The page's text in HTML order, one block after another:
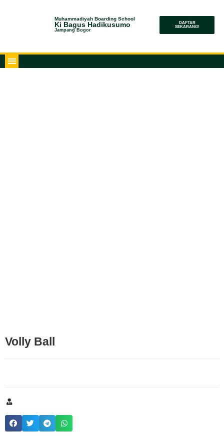
Muhammadiyah Boarding School
Ki Bagus Hadikusumo
Jampang Bogor
DAFTAR
SEKARANG!
Volly Ball